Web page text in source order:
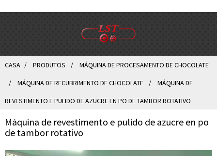
CASA PRODUTOS MÁQUINA DE PROCESAMENTO DE CHOCOLATE
MÁQUINA DE RECUBRIMENTO DE CHOCOLATE MÁQUINA DE
REVESTIMENTO E PULIDO DE AZUCRE EN PO DE TAMBOR ROTATIVO
Máquina de revestimento e pulido de azucre en po
de tambor rotativo